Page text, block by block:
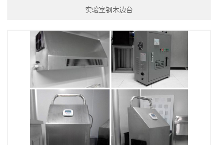
实验室钢木边台